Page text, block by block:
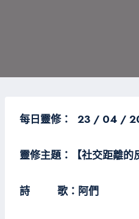
每日靈修： 23 / 04 /
靈修主題：【社交距離的
詩 歌：阿們